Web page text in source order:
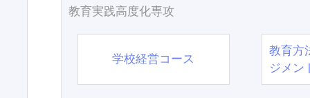
教育実践高度化専攻
学校経営コース
教育方
ジメン